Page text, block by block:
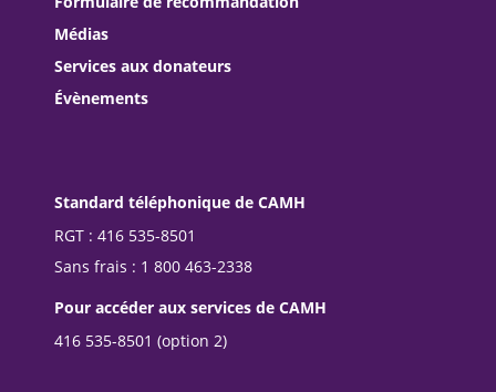
Médias
Services aux donateurs
Évènements
Standard téléphonique de CAMH
RGT : 416 535-8501
Sans frais : 1 800 463-2338
Pour accéder aux services de CAMH
416 535-8501 (option 2)